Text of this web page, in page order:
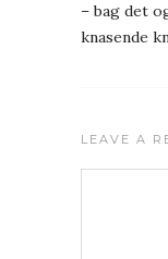
– bag det
knasende
LEAVE A